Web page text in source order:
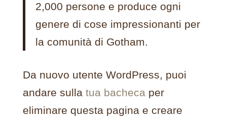
2,000 persone e produce ogni
genere di cose impressionanti per
la comunità di Gotham.
Da nuovo utente WordPress, puoi
andare sulla tua bachecaper
eliminare questa pagina e creare